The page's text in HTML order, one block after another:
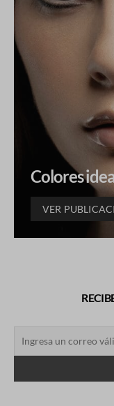
Colores
VER